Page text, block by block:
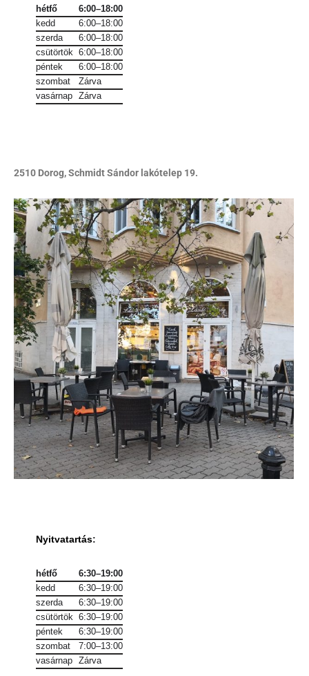
hétfő
6:00–18:00
kedd
6:00–18:00
szerda
6:00–18:00
csütörtök
6:00–18:00
péntek
6:00–18:00
szombat
Zárva
vasárnap
Zárva
2510 Dorog, Schmidt Sándor lakótelep 19.
Nyitvatartás:
hétfő
6:30–19:00
kedd
6:30–19:00
szerda
6:30–19:00
csütörtök 6:30–19:00
péntek
6:30–19:00
szombat
7:00–13:00
vasárnap
Zárva